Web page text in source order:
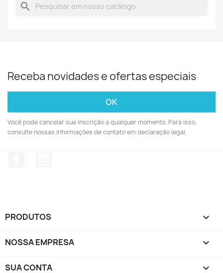
search
Receba novidades e ofertas especiais
Você pode cancelar sua inscrição a qualquer momento. Para isso,
consulte nossas informações de contato em declaração legal.
PRODUTOS 
NOSSA EMPRESA 
SUA CONTA 